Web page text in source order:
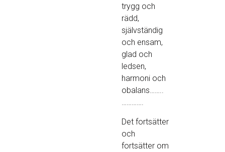
trygg och
rädd,
självständig
och ensam,
glad och
ledsen,
harmoni och
obalans……..
………….
Det fortsätter
och
fortsätter om